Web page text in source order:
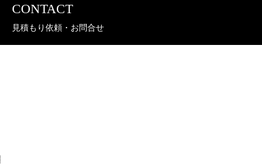
CONTACT
見積もり依頼・お問合せ